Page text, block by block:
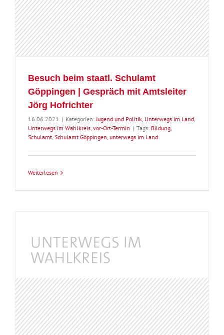
Besuch beim staatl. Schulamt
Göppingen | Gespräch mit Amtsleiter
Jörg Hofrichter
16.06.2021 | Kategorien:Jugend und Politik, Unterwegs im Land,
Unterwegs im Wahlkreis, vor-Ort-Termin | Tags: Bildung,
Schulamt, Schulamt Göppingen, unterwegs im Land
Weiterlesen